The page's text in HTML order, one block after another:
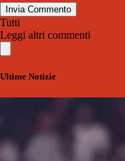
Invia Commento
Tutti
Leggi altri commenti
Ultime Notizie